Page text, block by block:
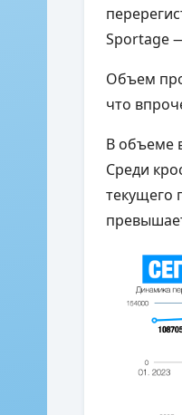
Sportage
Объем
что
В объеме
Среди
текущего